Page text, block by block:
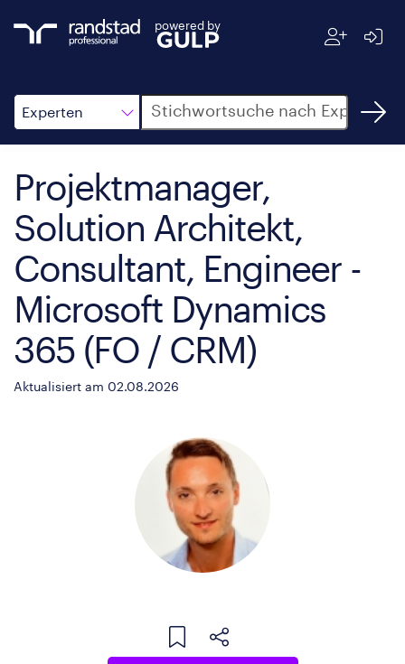
powered by
Experten
Suche
Projektmanager,
Solution Architekt,
Consultant, Engineer -
Microsoft Dynamics
365 (FO / CRM)
Aktualisiert am 02.08.2026